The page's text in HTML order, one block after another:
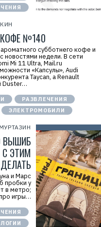
№140
субботнего кофе и
новостями недели. В сети
Mi 11 Ultra, Mail.ru
«Капсулы», Audi
Taycan, а Renault
Duster…
РАЗВЛЕЧЕНИЯ
ЭЛЕКТРОМОБИЛИ
ВЫШИБ
С ЭТИМ
ДЕЛАТЬ
и Марс
пробки у
в метро;
игры…